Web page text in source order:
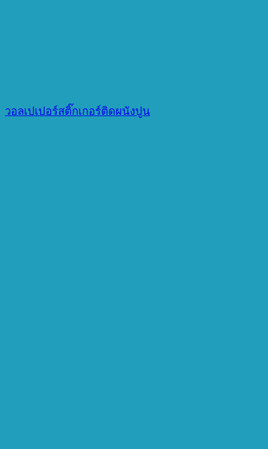
วอลเปเปอร์สติ๊กเกอร์ติดผนังปูน